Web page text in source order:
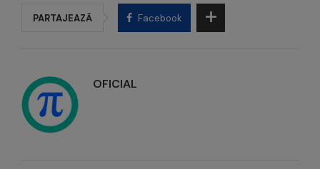
PARTAJEAZĂ Facebook
OFICIAL